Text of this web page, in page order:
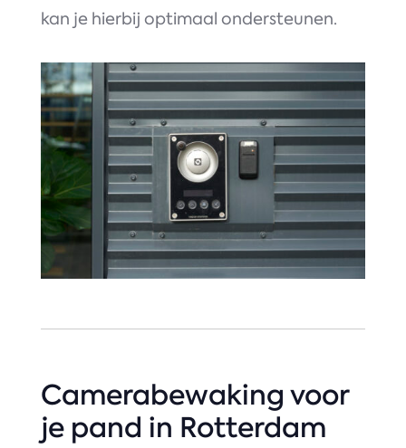
kan je hierbij optimaal ondersteunen.
Camerabewaking voor
je pand in Rotterdam